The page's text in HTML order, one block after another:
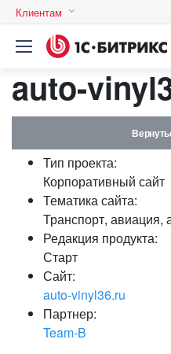
Клиентам
Нет
auto-
Тип проекта:
Корпоративный сайт
Тематика сайта:
Транспорт, авиация,
Редакция продукта:
Старт
Сайт:
auto-vinyl36.ru
Партнер:
Team-B